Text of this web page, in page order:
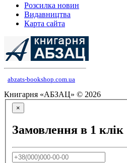
Розсилка новин
Видавництва
Карта сайта
abzats-bookshop.com.ua
Книгарня «АБЗАЦ» © 2026
×
Замовлення в 1 клік